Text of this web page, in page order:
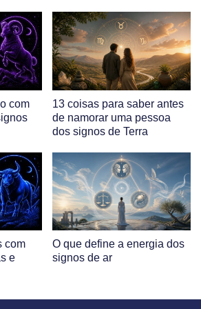
com
13 coisas para saber antes
de namorar uma pessoa
dos signos de Terra
com
e
O que define a energia dos
signos de ar